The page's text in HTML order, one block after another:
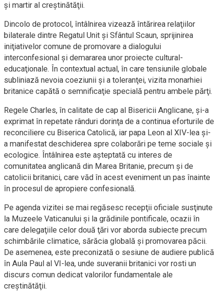
şi martir al creştinătăţii.
Dincolo de protocol, întâlnirea vizează întărirea relaţiilor
bilaterale dintre Regatul Unit şi Sfântul Scaun, sprijinirea
iniţiativelor comune de promovare a dialogului
interconfesional şi demararea unor proiecte cultural-
educaţionale. În contextual actual, în care tensiunile globale
subliniază nevoia coeziunii şi a toleranţei, vizita monarhiei
britanice capătă o semnificaţie specială pentru ambele părţi.
Regele Charles, în calitate de cap al Bisericii Anglicane, şi-a
exprimat în repetate rânduri dorinţa de a continua eforturile de
reconciliere cu Biserica Catolică, iar papa Leon al XIV-lea şi-
a manifestat deschiderea spre colaborări pe teme sociale şi
ecologice. Întâlnirea este aşteptată cu interes de
comunitatea anglicană din Marea Britanie, precum şi de
catolicii britanici, care văd în acest eveniment un pas înainte
în procesul de apropiere confesională.
Pe agenda vizitei se mai regăsesc recepţii oficiale susţinute
la Muzeele Vaticanului şi la grădinile pontificale, ocazii în
care delegaţiile celor două ţări vor aborda subiecte precum
schimbările climatice, sărăcia globală şi promovarea păcii.
De asemenea, este preconizată o sesiune de audiere publică
în Aula Paul al VI-lea, unde suveranii britanici vor rosti un
discurs comun dedicat valorilor fundamentale ale
creştinătăţii.